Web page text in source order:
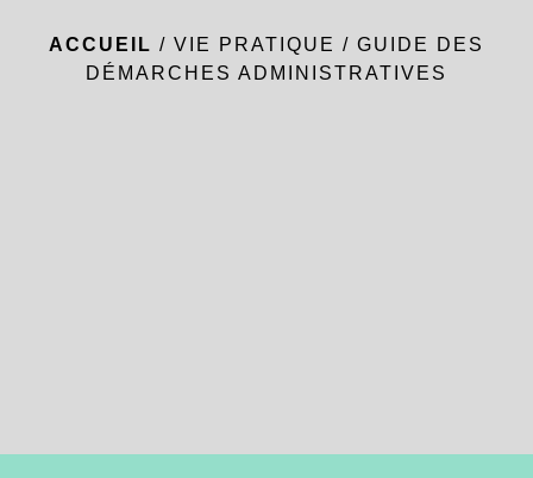
ACCUEIL / VIE PRATIQUE / GUIDE DES
DÉMARCHES ADMINISTRATIVES